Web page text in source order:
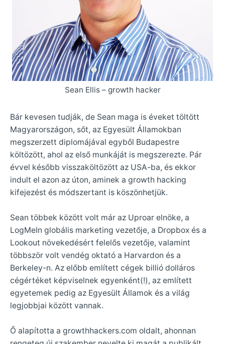
Sean Ellis – growth hacker
Bár kevesen tudják, de Sean maga is éveket töltött
Magyarországon, sőt, az Egyesült Államokban
megszerzett diplomájával egyből Budapestre
költözött, ahol az első munkáját is megszerezte. Pár
évvel később visszaköltözött az USA-ba, és ekkor
indult el azon az úton, aminek a growth hacking
kifejezést és módszertant is köszönhetjük.
Sean többek között volt már az Uproar elnöke, a
LogMeIn globális marketing vezetője, a Dropbox és a
Lookout növekedésért felelős vezetője, valamint
többször volt vendég oktató a Harvardon és a
Berkeley-n. Az előbb említett cégek billió dolláros
cégértéket képviselnek egyenként(!), az említett
egyetemek pedig az Egyesült Államok és a világ
legjobbjai között vannak.
Ő alapította a growthhackers.com oldalt, ahonnan